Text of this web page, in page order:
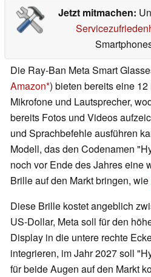
Jetzt mitmachen:
Die Ray-Ban Meta Smart
Amazon ) bieten bereits eine
Mikrofone und Lautsprecher,
bereits Fotos und Videos
und Sprachbefehle ausführen
Modell, das den Codenamen
noch vor Ende des Jahres eine
Brille auf den Markt bringen, wie
Diese Brille kostet angeblich
US-Dollar, Meta soll für den
Display in die untere rechte
integrieren, im Jahr 2027 soll
für beide Augen auf den Markt